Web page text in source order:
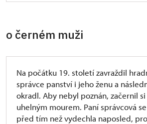
o černém muži
Na počátku 19. století zavraždil
správce panství i jeho ženu a
okradl. Aby nebyl poznán, začernil
uhelným mourem. Paní správcová
před tím než vydechla naposled,